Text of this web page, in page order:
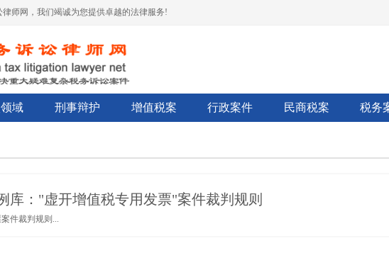
师网，我们竭诚为您提供卓越的法律服务!
域 刑事辩护 增值税案 行政案件 民商税案 税务
库："虚开增值税专用发票"案件裁判规则
件裁判规则...